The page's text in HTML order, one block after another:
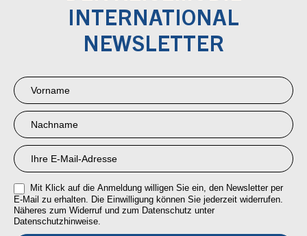
INTERNATIONAL
NEWSLETTER
Newsletter
Anmeldung
RMI
Mit Klick auf die Anmeldung willigen Sie ein, den Newsletter per
E-Mail zu erhalten. Die Einwilligung können Sie jederzeit widerrufen.
Näheres zum Widerruf und zum Datenschutz unter
Datenschutzhinweise.